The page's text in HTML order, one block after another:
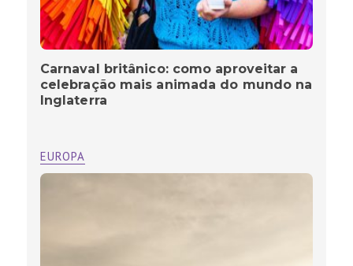
Carnaval britânico: como aproveitar a
celebração mais animada do mundo na
Inglaterra
EUROPA